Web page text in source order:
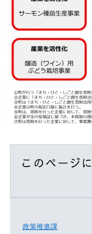
このページ
政策推進課